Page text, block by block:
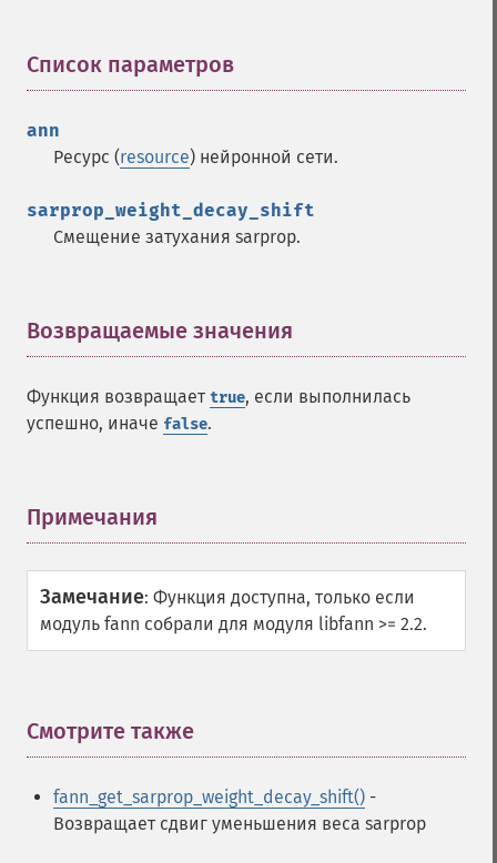
Список параметров
ann
Ресурс (resource) нейронной сети.
sarprop_weight_decay_shift
Смещение затухания sarprop.
Возвращаемые значения
Функция возвращает true, если выполнилась
успешно, иначе false.
Примечания
Замечание: Функция доступна, только если
модуль fann собрали для модуля libfann >= 2.2.
Смотрите также
fann_get_sarprop_weight_decay_shift() -
Возвращает сдвиг уменьшения веса sarprop
fann_​cascadetrain_​on_​data
fann_​create_​from_​file
fann_​create_​sparse
fann_​create_​sparse_​array
fann_​create_​train_​from_​callback
fann_​descale_​output
fann_​descale_​train